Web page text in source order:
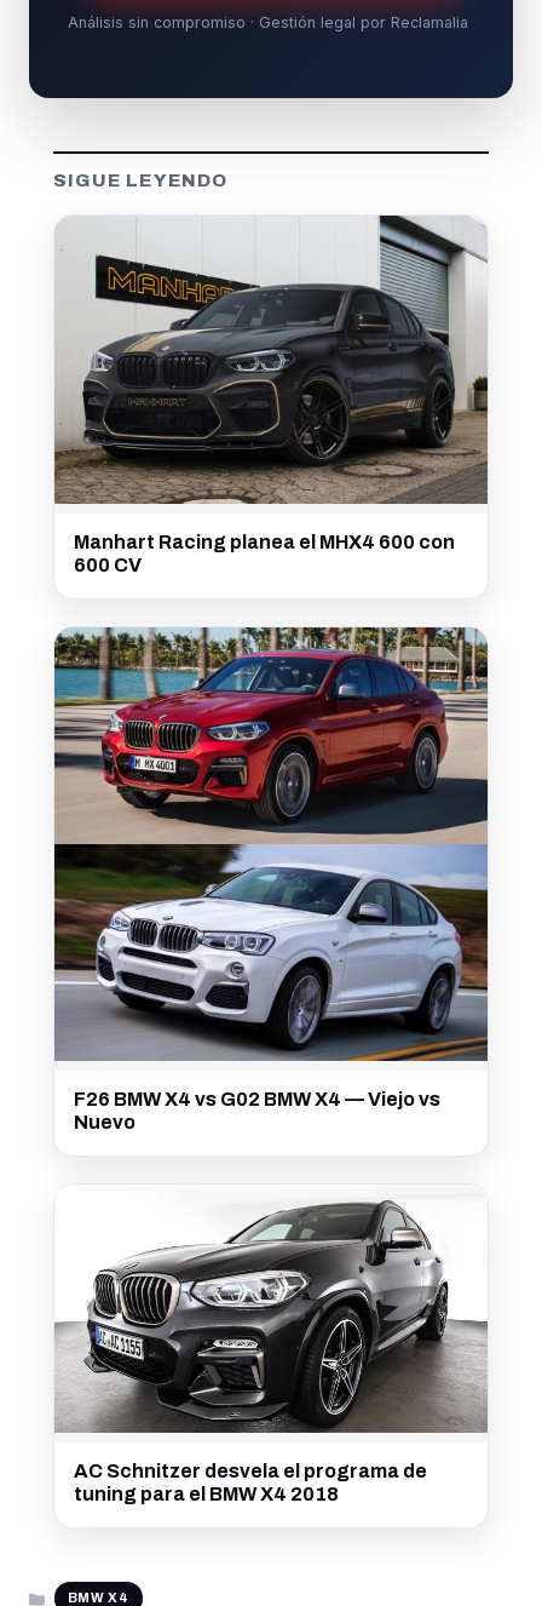
Análisis sin compromiso · Gestión legal por Reclamalia
SIGUE LEYENDO
Manhart Racing planea el MHX4 600 con
600 CV
F26 BMW X4 vs G02 BMW X4 — Viejo vs
Nuevo
AC Schnitzer desvela el programa de
tuning para el BMW X4 2018
CATEGORÍAS
BMW X4